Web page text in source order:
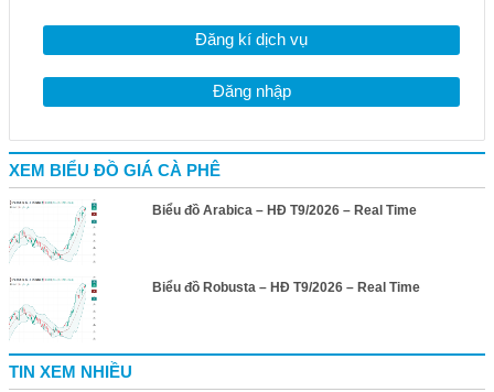
Đăng kí dịch vụ
Đăng nhập
XEM BIỂU ĐỒ GIÁ CÀ PHÊ
Biểu đồ Arabica – HĐ T9/2026 – Real Time
Biểu đồ Robusta – HĐ T9/2026 – Real Time
TIN XEM NHIỀU